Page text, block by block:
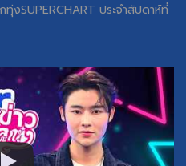
งSUPERCHART ประจำสัปดาห์ที่